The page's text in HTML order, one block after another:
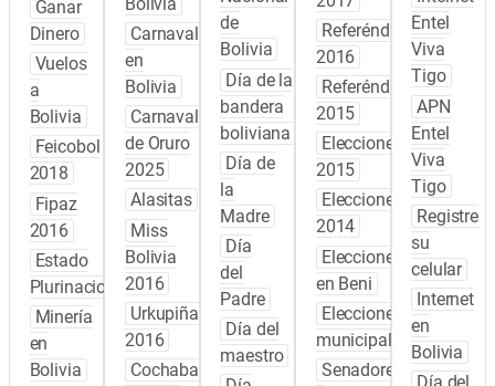
Ganar
Dinero
Vuelos
a
Bolivia
Feicobol
2018
Fipaz
2016
Estado
Plurinacional
Minería
en
Bolivia
Carnaval
en
Bolivia
Carnaval
de Oruro
2025
Alasitas
Miss
Bolivia
2016
Urkupiña
2016
Cochabamba
de
Bolivia
Día de la
bandera
boliviana
Día de
la
Madre
Día
del
Padre
Día del
maestro
Referéndum
2016
Referéndum
2015
Elecciones
2015
Elecciones
2014
Elecciones
en Beni
Elecciones
municipales
Senadores
Entel
Viva
Tigo
APN
Entel
Viva
Tigo
Registre
su
celular
Internet
en
Bolivia